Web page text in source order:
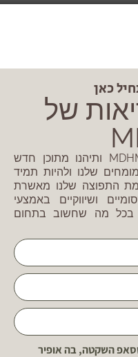
כאן
של
הצטרפו לקהילת הבריאות של MDHM ותיהנו מתוכן חדש
שלנו ולהיות תמיד
התפוצה שלנו מאשרת
ושיווקיים באמצעי
בכל מה שחשוב בתחום
השקטה, בה אופיר